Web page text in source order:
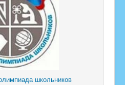
школьников